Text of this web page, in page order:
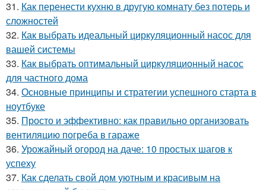
31. Как перенести кухню в другую комнату без потерь и
сложностей
32. Как выбрать идеальный циркуляционный насос для
вашей системы
33. Как выбрать оптимальный циркуляционный насос
для частного дома
34. Основные принципы и стратегии успешного старта в
ноутбуке
35. Просто и эффективно: как правильно организовать
вентиляцию погреба в гараже
36. Урожайный огород на даче: 10 простых шагов к
успеху
37. Как сделать свой дом уютным и красивым на